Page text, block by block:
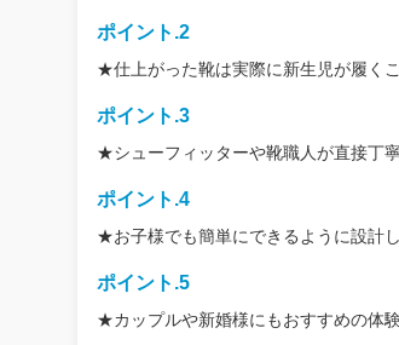
ポイント.2
★仕上がった靴は実際に新生児が履くこ
ポイント.3
★シューフィッターや靴職人が直接丁寧
ポイント.4
★お子様でも簡単にできるように設計
ポイント.5
★カップルや新婚様にもおすすめの体